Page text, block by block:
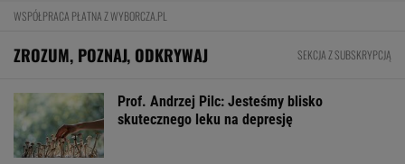
WSPÓŁPRACA PŁATNA Z WYBORCZA.PL
ZROZUM, POZNAJ, ODKRYWAJ SEKCJA Z SUBSKRYPCJĄ
Prof. Andrzej Pilc: Jesteśmy blisko
skutecznego leku na depresję